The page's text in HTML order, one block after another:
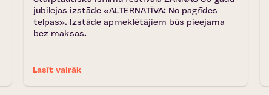
jubilejas izstāde «ALTERNATĪVA: No pagrīdes
telpas». Izstāde apmeklētājiem būs pieejama
bez maksas.
Lasīt vairāk